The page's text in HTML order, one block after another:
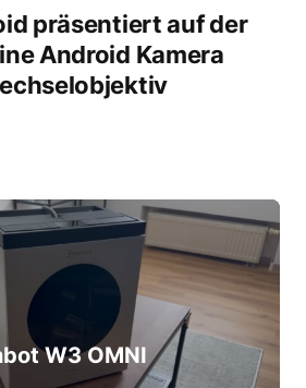
präsentiert auf der
Android Kamera
W3 OMNI